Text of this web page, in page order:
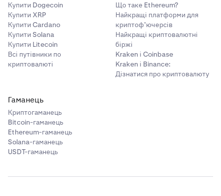
Купити Dogecoin
Купити XRP
Купити Cardano
Купити Solana
Купити Litecoin
Всі путівники по
криптовалюті
Що таке Ethereum?
Найкращі платформи для
криптоф’ючерсів
Найкращі криптовалютні
біржі
Kraken і Coinbase
Kraken і Binance:
Дізнатися про криптовалюту
Гаманець
Криптогаманець
Bitcoin-гаманець
Ethereum-гаманець
Solana-гаманець
USDT-гаманець